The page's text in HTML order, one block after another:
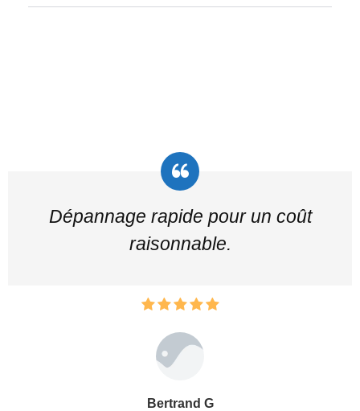
Dépannage rapide pour un coût
raisonnable.
Bertrand G